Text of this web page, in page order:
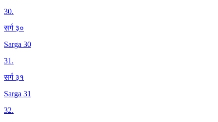
30.
सर्ग ३०
Sarga 30
31.
सर्ग ३१
Sarga 31
32.